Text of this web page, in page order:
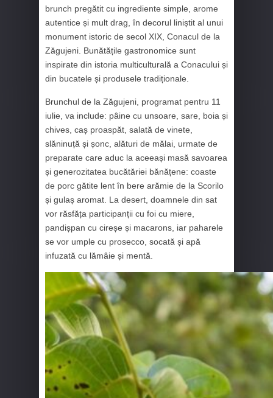
brunch pregătit cu ingrediente simple, arome
autentice și mult drag, în decorul liniștit al unui
monument istoric de secol XIX, Conacul de la
Zăgujeni. Bunătățile gastronomice sunt
inspirate din istoria multiculturală a Conacului și
din bucatele și produsele tradiționale.
Brunchul de la Zăgujeni, programat pentru 11
iulie, va include: pâine cu unsoare, sare, boia și
chives, caș proaspăt, salată de vinete,
slăninuță și șonc, alături de mălai, urmate de
preparate care aduc la aceeași masă savoarea
și generozitatea bucătăriei bănățene: coaste
de porc gătite lent în bere arămie de la Scorilo
și gulaș aromat. La desert, doamnele din sat
vor răsfăța participanții cu foi cu miere,
pandișpan cu cireșe și macarons, iar paharele
se vor umple cu prosecco, socată și apă
infuzată cu lămâie și mentă.